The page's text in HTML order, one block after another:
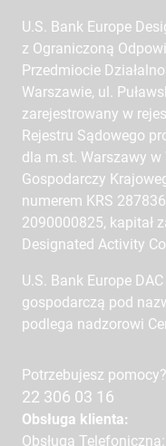
U.S. Bank Europe
z Ograniczoną
Przedmiocie
Warszawie, ul.
zarejestrowany w
Rejestru Sądowego
dla m.st. Warszawy w
Gospodarczy
numerem KRS
2090000825, kapitał
Designated Activity
U.S. Bank Europe
gospodarczą pod
podlega nadzorowi
Potrzebujesz
22 306 03 16
Obsługa klienta:
Obsługa